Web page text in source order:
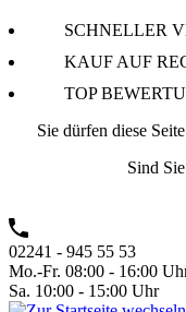
SCHNELLER
KAUF AUF
TOP
Sie dürfen diese
Sind
02241 - 945 55 53
Mo.-Fr. 08:00 - 16:00
Sa. 10:00 - 15:00 Uhr